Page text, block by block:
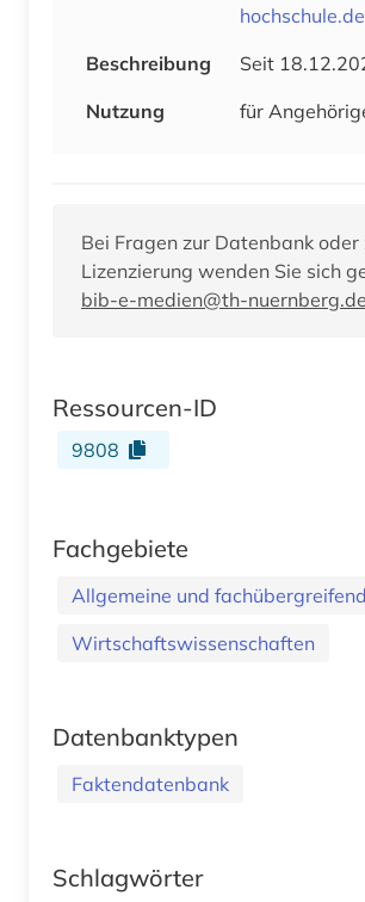
Beschreibung
Seit
Nutzung
für
Bei Fragen zur Datenbank oder
Lizenzierung wenden Sie sich
bib-e-medien@th-nuernberg.de
Ressourcen-ID
9808
Fachgebiete
Allgemeine und
Wirtschaftswissenschaften
Datenbanktypen
Faktendatenbank
Schlagwörter